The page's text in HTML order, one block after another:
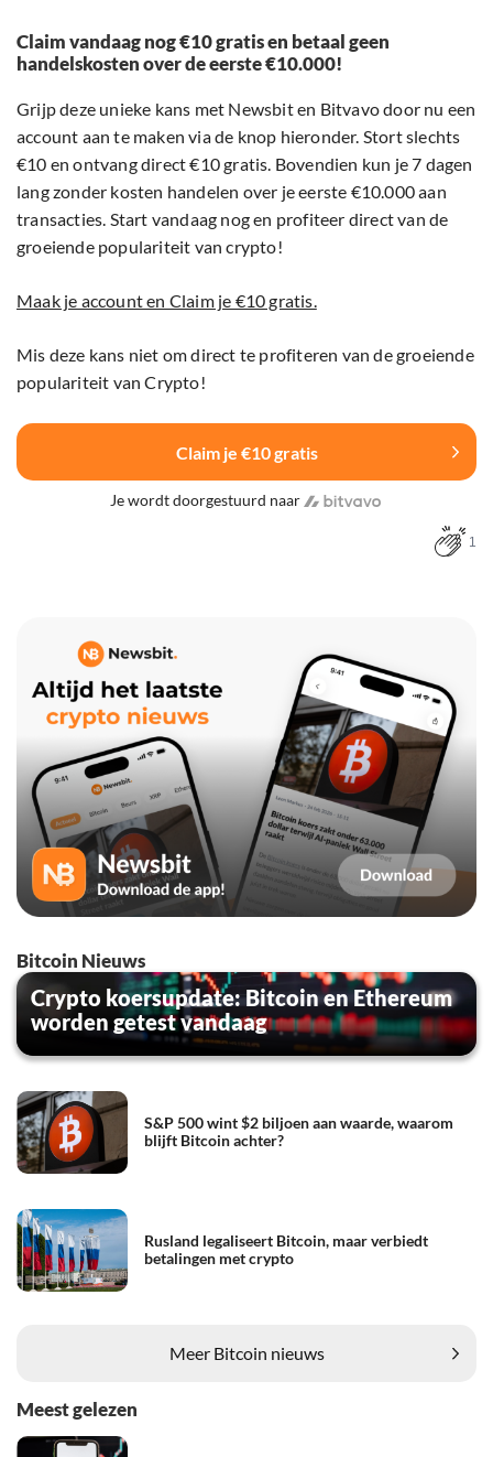
Claim vandaag nog €10 gratis en betaal geen
handelskosten over de eerste €10.000!
Grijp deze unieke kans met Newsbit en Bitvavo door nu een
account aan te maken via de knop hieronder. Stort slechts
€10 en ontvang direct €10 gratis. Bovendien kun je 7 dagen
lang zonder kosten handelen over je eerste €10.000 aan
transacties. Start vandaag nog en profiteer direct van de
groeiende populariteit van crypto!
Maak je account en Claim je €10 gratis.
Mis deze kans niet om direct te profiteren van de groeiende
populariteit van Crypto!
Claim je €10 gratis
Je wordt doorgestuurd naar
1
Bitcoin Nieuws
Crypto koersupdate: Bitcoin en Ethereum
worden getest vandaag
S&P 500 wint $2 biljoen aan waarde, waarom
blijft Bitcoin achter?
Rusland legaliseert Bitcoin, maar verbiedt
betalingen met crypto
Meer Bitcoin nieuws
Meest gelezen